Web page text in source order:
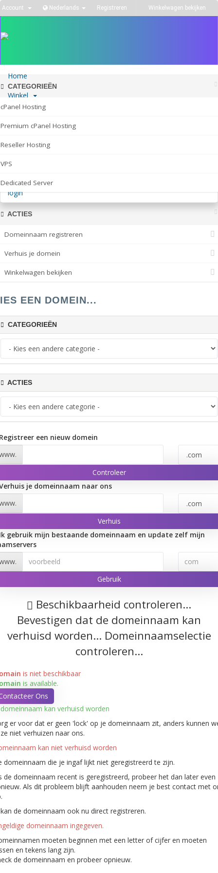
Account Nederlands Registreren Winkelwagen bekijken
Home
Winkel
login
CATEGORIEËN
cPanel Hosting
Premium cPanel Hosting
Reseller Hosting
VPS
Dedicated Server
ACTIES
Domeinnaam registreren
Verhuis je domein
Winkelwagen bekijken
EEN DOMEIN...
CATEGORIEËN
ACTIES
een nieuw domein
Controleer
je domeinnaam naar ons
Verhuis
gebruik mijn bestaande domeinnaam en update zelf mijn
Gebruik
Beschikbaarheid controleren...
Bevestigen dat de domeinnaam kan
verhuisd worden... Domeinnaamselectie
controleren...
is niet beschikbaar
is available.
Ons
domeinnaam kan verhuisd worden
er voor dat er geen 'lock' op je domeinnaam zit, anders kunnen
niet verhuizen naar ons.
kan niet verhuisd worden
domeinnaam die je ingaf lijkt niet geregistreerd te zijn.
de domeinnaam recent is geregistreerd, probeer het dan later even
Als dit probleem blijft aanhouden neem je best contact met
kan de domeinnaam ook nu direct registreren.
domeinnaam ingegeven.
moeten beginnen met een letter of cijfer en moeten
entekens lang zijn.
de domeinnaam en probeer opnieuw.